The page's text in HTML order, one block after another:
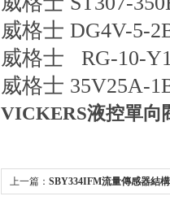
威格士 DG4V-5-
威格士 RG-10-
威格士 35V25A-
VICKERS液控單向
上一篇： SBY334IFM流量傳感器結